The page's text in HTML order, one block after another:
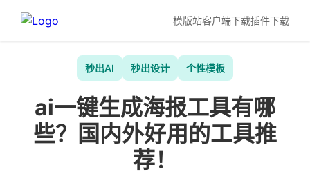
模版站客户端下载插件下载
秒出AI 秒出设计 个性模板
ai一键生成海报工具有哪
些？国内外好用的工具推
荐！